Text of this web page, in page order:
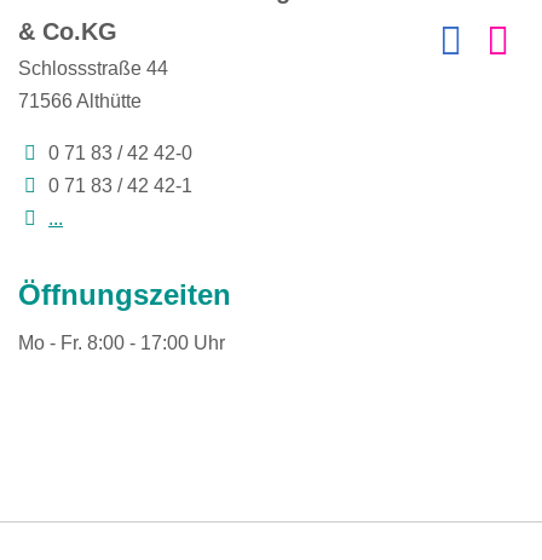
& Co.KG
Schlossstraße 44
71566Althütte
0 71 83 / 42 42-0
0 71 83 / 42 42-1
...
Öffnungszeiten
Mo - Fr. 8:00 - 17:00 Uhr